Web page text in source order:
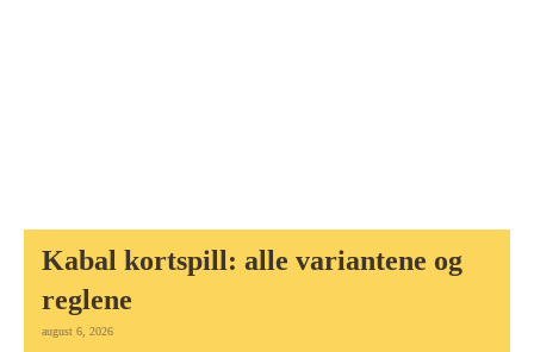
Kabal kortspill: alle variantene og
reglene
august 6, 2026